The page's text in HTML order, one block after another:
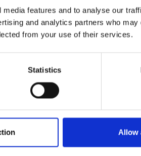
features and to analyse our
and analytics partners who may
from your use of their services.
Statistics
Allow
Muhoksen kunnan vastuulle
kuin aiemminkin.
osalta.
on käynnissä
on myös kaksi kaavaa
osittainen muutos. Uusia